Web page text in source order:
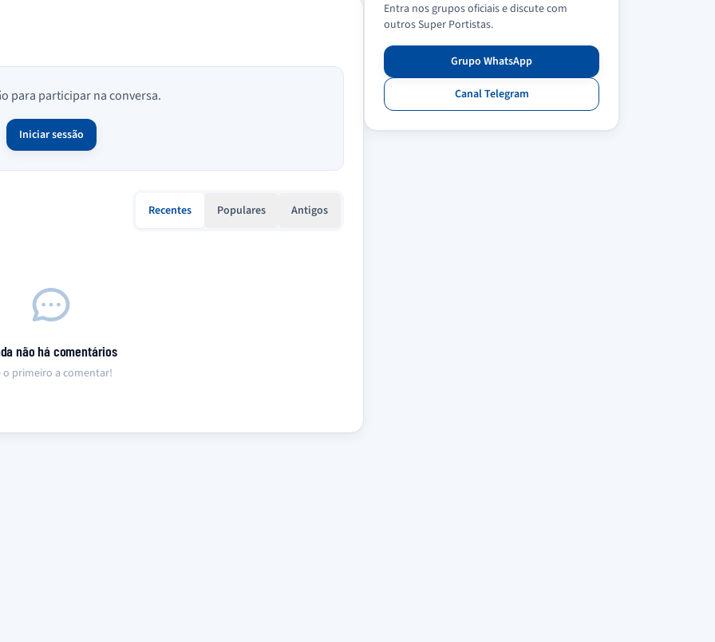
para participar na conversa.
Iniciar sessão
Recentes Populares Antigos
não há comentários
o primeiro a comentar!
Entra nos grupos oficiais e discute com
outros Super Portistas.
Grupo WhatsApp
Canal Telegram